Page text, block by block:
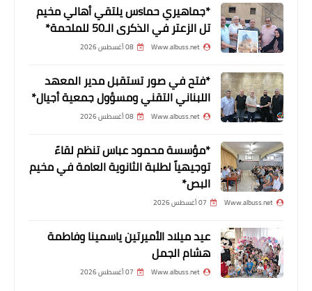
حين تقرر القوة لا القانون فنزويلا نموذجاً
لعالم بلا ضوابط
*جماهيري حماsس يلتقي أهالي مخيم
تل الزعتر في الذكرى الـ50 للملحمة*
Www.albuss.net 08 أغسطس 2026
*فتح في صور تستقبل مدير المعهد
اللبناني التقني ومسؤول جمعية أجيال*
Www.albuss.net 08 أغسطس 2026
*مؤسسة محمود عباس تنظم لقاءً
توجيهياً لطلبة الثانوية العامة في مخيم
البص*
Www.albuss.net 07 أغسطس 2026
عيد ميلاد الأميرتين ياسمينا وفاطمة
هشام الجمل
Www.albuss.net 07 أغسطس 2026